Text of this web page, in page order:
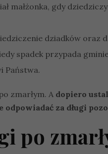
małżonka, gdy
dziadków oraz
spadek przypada
Państwa.
zmarłym. A dopiero
za długi
po